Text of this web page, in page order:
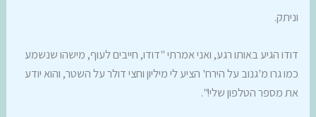
וניתק.
דודו הגיע באותו רגע, ואני אמרתי "דודו, חייבים לעוף, מישהו שנשמע
כמו גרו מ'גנוב על הירח' הציע לי מיליון וחצי דולר על השטר, והוא יודע
את מספר הטלפון שלי!".